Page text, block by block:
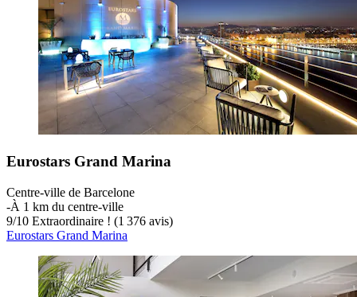
Eurostars Grand Marina
Centre-ville de Barcelone
‐À 1 km du centre-ville
9/10 Extraordinaire ! (1 376 avis)
Eurostars Grand Marina